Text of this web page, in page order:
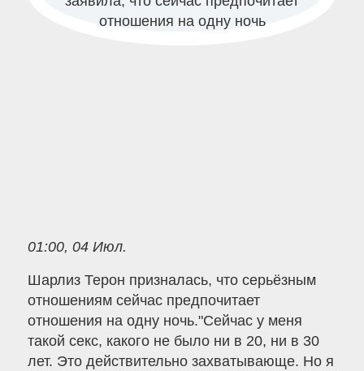
01:00, 04 Июл.
Шарлиз Терон призналась, что серьёзным
отношениям сейчас предпочитает
отношения на одну ночь."Сейчас у меня
такой секс, какого не было ни в 20, ни в 30
лет. Это действительно захватывающе. Но я